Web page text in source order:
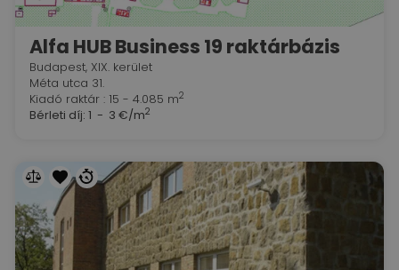
Alfa HUB Business 19 raktárbázis
Budapest, XIX. kerület
Méta utca 31.
Kiadó raktár : 15 - 4.085 m2
Bérleti díj: 1 - 3 €/m2